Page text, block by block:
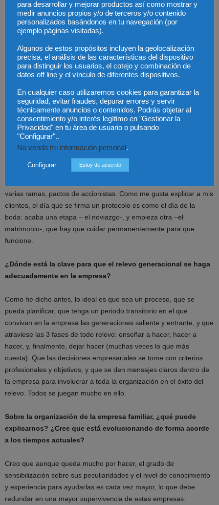
ejemplos que avalan que las que han sabido hacerlo bien, han
salido reforzadas.
sea válido a la hora de garantizar la sucesión de esta
empresa?
El más importante es que sea el fruto de un proceso profundo de
reflexión intrafamiliar en el que, con la ayuda de un asesor externo,
se analicen todos los aspectos de la relación familia-empresa con
participación de las generaciones involucradas. Ese proceso,
cuando está maduro y ha generado un verdadero consenso, debe
culminar en un documento – el protocolo – que refleje fielmente los
acuerdos adoptados, y que evolucione con la familia y con la
empresa. Ese protocolo tiene que ser coherente con los Estatutos
varias ramas, pactos de accionistas. Como me gusta explicar a mis
clientes, el día que se firma un protocolo es como el día de la
boda: acaba una etapa – el noviazgo-, y empieza otra –el
matrimonio-, que hay que cuidar permanentemente para que
funcione.
¿Dónde está la clave para que el relevo generacional se haga
adecuadamente en la empresa?
Como he dicho antes, lo ideal es que sea un proceso, que se
pueda planificar, que tenga un periodo transitorio en el que
convivan en la empresa las generaciones saliente y entrante, y que
atraviese las 3 fases de todo relevo: enseñar a hacer, hacer a
hacer, y, finalmente, dejar hacer (muchas veces lo que más
cuesta). Que las decisiones empresariales se tome con criterios
profesionales y objetivos, y que se den mensajes claros dentro de
la empresa para involucrar a toda la organización en el éxito del
relevo. Todos se juegan mucho en ello.
Sobre la organización de la empresa familiar, ¿qué puede
explicarnos? ¿Cree que está evolucionando de forma acorde
a los tiempos actuales?
Creo que aunque queda mucho por hacer, el grado de
sensibilización sobre sus peculiaridades y el nivel de conocimiento
y experiencia para ayudarlas es cada vez mayor, lo que debe
redundar en una mayor supervivencia de estas empresas.
para desarrollar y mejorar productos así como mostrar y
medir anuncios propios y/o de terceros y/o contenido
personalizados basándonos en tu navegación (por
ejemplo páginas visitadas).
Algunos de estos propósitos incluyen la geolocalización
precisa, el análisis de las características del dispositivo
para distinguir los usuarios, el cotejo y combinación de
datos off line y el vínculo de diferentes dispositivos.
En cualquier caso utilizaremos cookies para garantizar la
seguridad, evitar fraudes, depurar errores y servir
técnicamente anuncios o contenidos. Podrás objetar al
consentimiento y/o interés legítimo en "Gestionar la
Privacidad" en tu área de usuario o pulsando
"Configurar"..
No venda mi información personal .
Configurar Estoy de acuerdo